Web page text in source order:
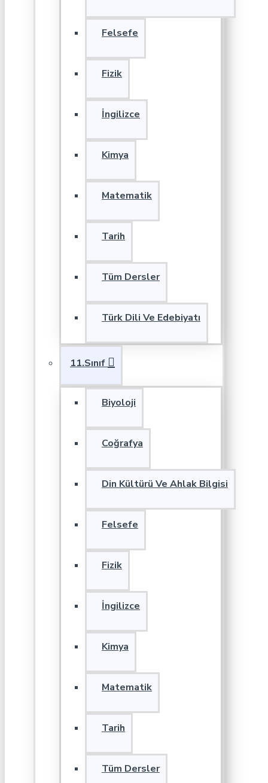
Felsefe
Fizik
İngilizce
Kimya
Matematik
Tarih
Tüm Dersler
Türk Dili Ve Edebiyatı
11.Sınıf
Biyoloji
Coğrafya
Din Kültürü Ve Ahlak Bilgisi
Felsefe
Fizik
İngilizce
Kimya
Matematik
Tarih
Tüm Dersler